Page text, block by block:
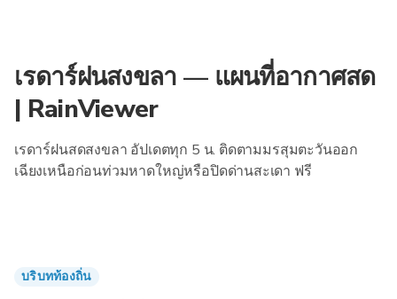
เรดาร์ฝนสงขลา — แผนที่อากาศสด
| RainViewer
เรดาร์ฝนสดสงขลา อัปเดตทุก 5 น. ติดตามมรสุมตะวันออก
เฉียงเหนือก่อนท่วมหาดใหญ่หรือปิดด่านสะเดา ฟรี
บริบทท้องถิ่น